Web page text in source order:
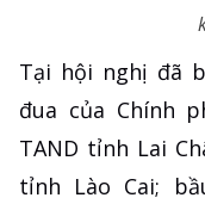
Tại hội nghị đã
đua của Chính
TAND tỉnh Lai
tỉnh Lào Cai;